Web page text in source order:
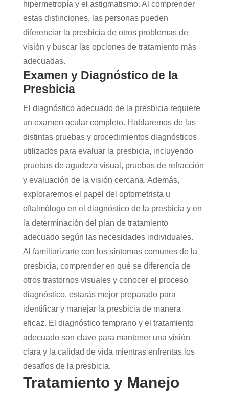
hipermetropía y el astigmatismo. Al comprender
estas distinciones, las personas pueden
diferenciar la presbicia de otros problemas de
visión y buscar las opciones de tratamiento más
adecuadas.
Examen y Diagnóstico de la
Presbicia
El diagnóstico adecuado de la presbicia requiere
un examen ocular completo. Hablaremos de las
distintas pruebas y procedimientos diagnósticos
utilizados para evaluar la presbicia, incluyendo
pruebas de agudeza visual, pruebas de refracción
y evaluación de la visión cercana. Además,
exploraremos el papel del optometrista u
oftalmólogo en el diagnóstico de la presbicia y en
la determinación del plan de tratamiento
adecuado según las necesidades individuales.
Al familiarizarte con los síntomas comunes de la
presbicia, comprender en qué se diferencia de
otros trastornos visuales y conocer el proceso
diagnóstico, estarás mejor preparado para
identificar y manejar la presbicia de manera
eficaz. El diagnóstico temprano y el tratamiento
adecuado son clave para mantener una visión
clara y la calidad de vida mientras enfrentas los
desafíos de la presbicia.
Tratamiento y Manejo